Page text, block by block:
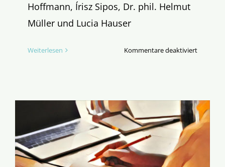
Hoffmann, Írisz Sipos, Dr. phil. Helmut
Müller und Lucia Hauser
Weiterlesen Kommentare deaktiviertfür